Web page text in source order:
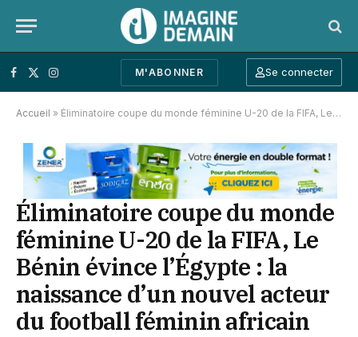
Facebook
X (Twitter)
Instagram
M'ABONNER Se connecter
Accueil » Éliminatoire coupe du monde féminine U-20 de la FIFA, Le Bénin évince l’Égypte : la naissance d’un nouvel acteur du football féminin africain
Éliminatoire coupe du monde
féminine U-20 de la FIFA, Le
Bénin évince l’Égypte : la
naissance d’un nouvel acteur
du football féminin africain